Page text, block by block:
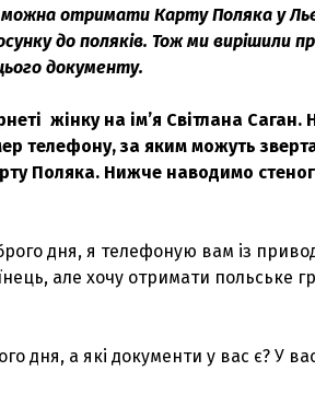
отримати Карту Поляка у
до поляків. Тож ми вирішили
документу.
жінку на ім’я Світлана Саган.
телефону, за яким можуть
Поляка. Нижче наводимо
дня, я телефоную вам із
але хочу отримати польське
дня, а які документи у вас є? У